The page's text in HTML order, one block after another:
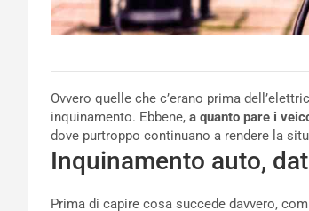
Ovvero quelle che c’erano prima
inquinamento. Ebbene, a quanto pare i
dove purtroppo continuano a rendere la
Inquinamento auto,
Prima di capire cosa succede davvero,